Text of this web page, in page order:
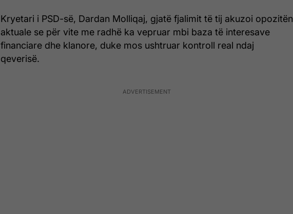
Kryetari i PSD-së, Dardan Molliqaj, gjatë fjalimit të tij akuzoi opozitën
aktuale se për vite me radhë ka vepruar mbi baza të interesave
financiare dhe klanore, duke mos ushtruar kontroll real ndaj
qeverisë.